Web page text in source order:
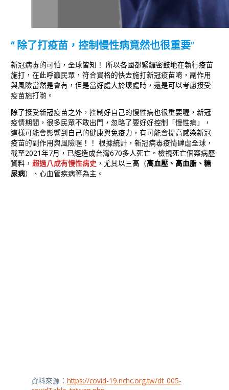
“ 除了打疫苗，控制慢性病竟然也很重要”
新冠病毒的可怕，全球皆知！ 所以各國都緊鑼密鼓地在執行疫苗
施打，在此呼籲民眾，符合資格的快去施打新冠疫苗唷，副作用
與風險當然是會有，但是當好處大於壞處時，還是可以考慮接受
疫苗施打喲。
除了接受新冠疫苗之外，控制好自己的慢性病也很重要喔，新冠
疫情期間，很多民眾不敢出門，忽略了要好好控制「慢性病」，
這樣可能會影響到自己的健康與免疫力，有可能會提高感染新冠
疫苗的副作用與風險喔！！ 根據統計，新冠病毒疫情肆虐全球，
截至2021年7月，已經造成台灣670多人死亡。檢視死亡個案病歷
資料，超過八成有慢性病史 ，尤其以三高（高血壓、高血脂、糖
尿病）、心血管疾病等為主。
資料來源：https://covid-19.nchc.org.tw/dt_005-